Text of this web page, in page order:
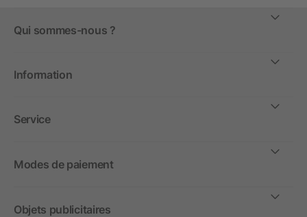
Qui sommes-nous ?
Information
Service
Modes de paiement
Objets publicitaires